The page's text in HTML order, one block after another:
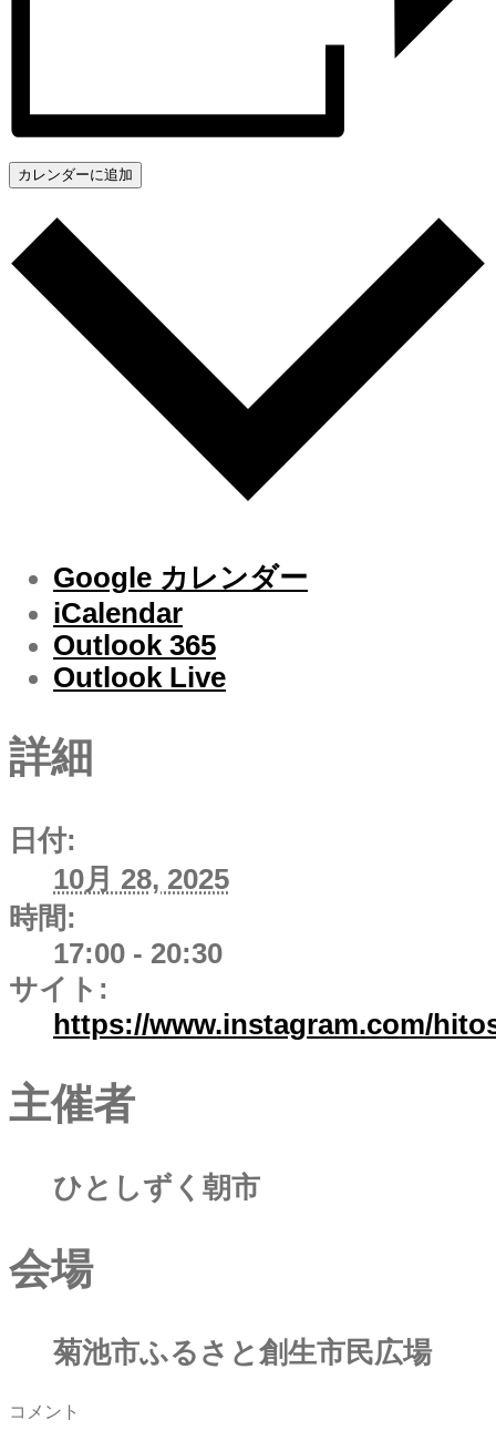
カレンダーに追加
Google カレンダー
iCalendar
Outlook 365
Outlook Live
詳細
日付:
10月 28, 2025
時間:
17:00 - 20:30
サイト:
https://www.instagram.com/
主催者
ひとしずく朝市
会場
菊池市ふるさと創生市民広場
コメント